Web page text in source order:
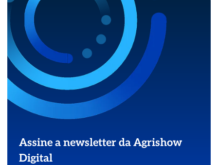
Assine a newsletter da Agrishow
Digital